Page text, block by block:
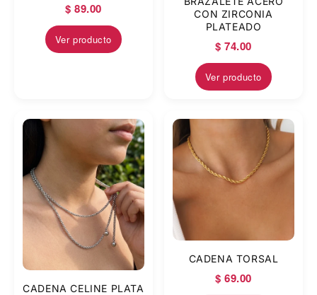
$ 89.00
Ver producto
CON ZIRCONIA
PLATEADO
$ 74.00
Ver producto
CADENA CELINE PLATA
CADENA TORSAL
$ 69.00